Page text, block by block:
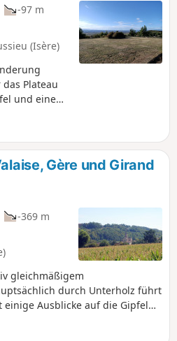
-97 m
(Isère)
Plateau
und einem
bis
Achtung,
auf einem
diese
und
Gère und Girand
-369 m
gleichmäßigem
durch Unterholz führt
Ausblicke auf die Gipfel